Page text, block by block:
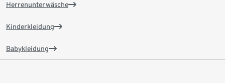
Herrenunterwäsche
Kinderkleidung
Babykleidung